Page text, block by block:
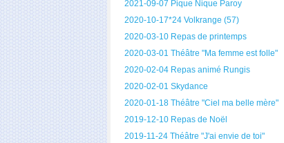
2021-09-07 Pique Nique Paroy
2020-10-17*24 Volkrange (57)
2020-03-10 Repas de printemps
2020-03-01 Théâtre "Ma femme est folle"
2020-02-04 Repas animé Rungis
2020-02-01 Skydance
2020-01-18 Théâtre "Ciel ma belle mère"
2019-12-10 Repas de Noël
2019-11-24 Théâtre "J'ai envie de toi"